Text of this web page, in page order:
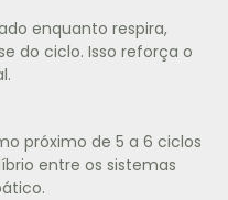
enquanto respira,
do ciclo. Isso reforça o
próximo de 5 a 6 ciclos
entre os sistemas